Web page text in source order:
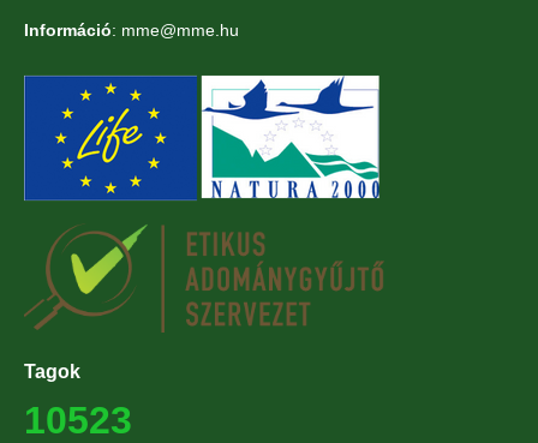
Információ: mme@mme.hu
Tagok
10523